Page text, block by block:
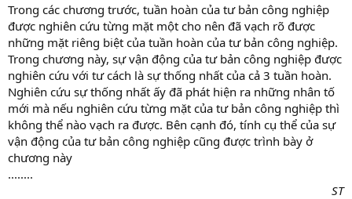
Trong các chương trước, tuần hoàn của tư bản công nghiệp
được nghiên cứu từng mặt một cho nên đã vạch rõ được
những mặt riêng biệt của tuần hoàn của tư bản công nghiệp.
Trong chương này, sự vận động của tư bản công nghiệp được
nghiên cứu với tư cách là sự thống nhất của cả 3 tuần hoàn.
Nghiên cứu sự thống nhất ấy đã phát hiện ra những nhân tố
mới mà nếu nghiên cứu từng mặt của tư bản công nghiệp thì
không thể nào vạch ra được. Bên cạnh đó, tính cụ thể của sự
vận động của tư bản công nghiệp cũng được trình bày ở
chương này
........
ST